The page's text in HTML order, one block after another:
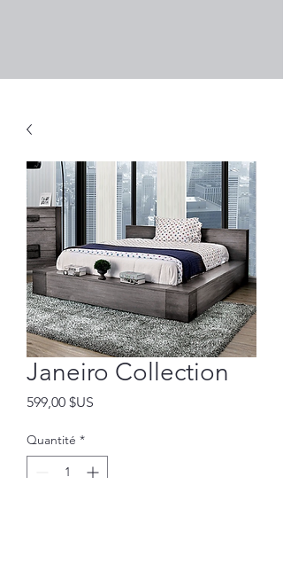
Janeiro Collection
599,00 $US
Quantité *